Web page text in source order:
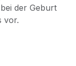
der Geburt
vor.